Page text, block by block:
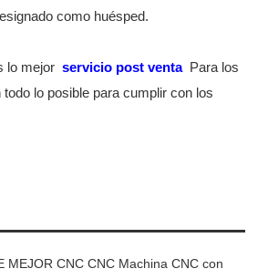
como huésped.
lo mejor servicio post venta Para los
lo posible para cumplir con los